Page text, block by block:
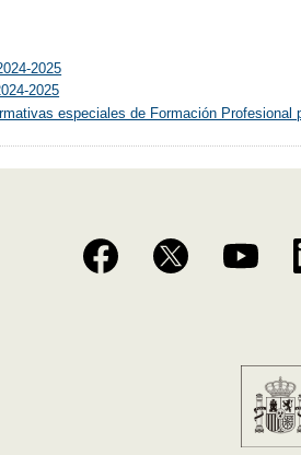
2025
2025
especiales de Formación Profesional